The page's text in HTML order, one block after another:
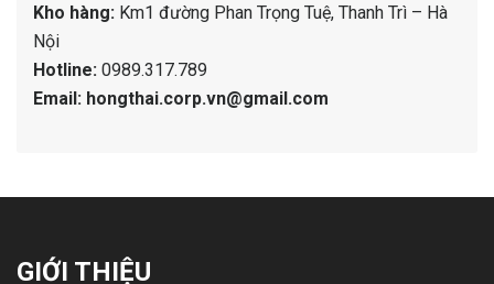
Kho hàng: Km1 đường Phan Trọng Tuệ, Thanh Trì – Hà
Nội
Hotline: 0989.317.789
Email: hongthai.corp.vn@gmail.com
GIỚI THIỆU